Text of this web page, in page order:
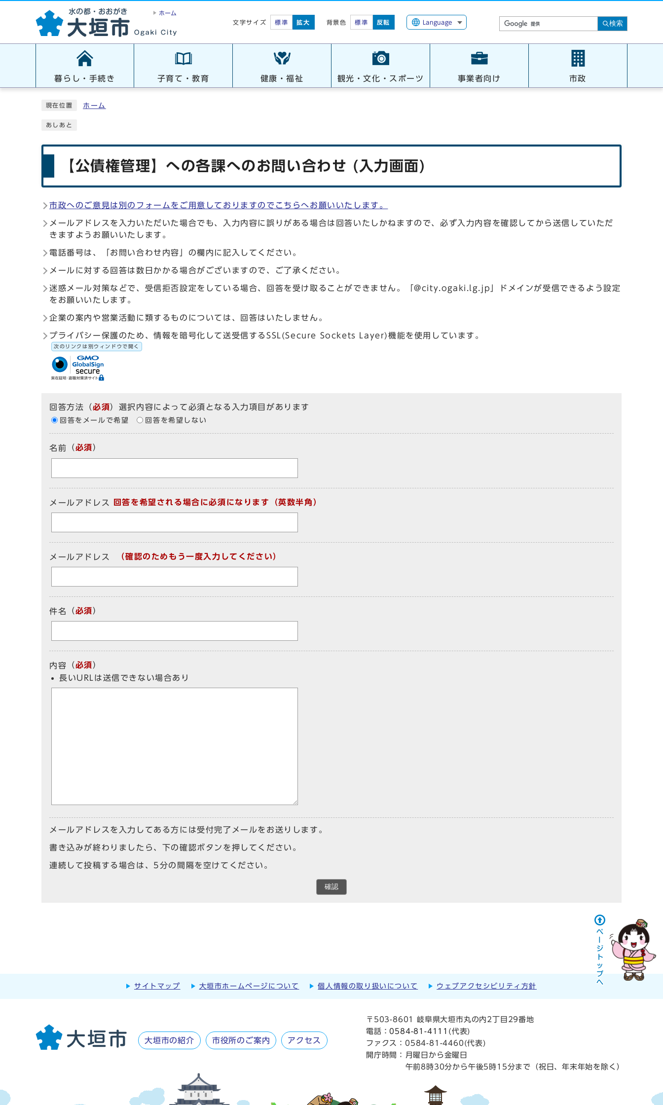
ホーム
文字サイズ
標準 拡大 背景色 標準 反転 Language 検索
暮らし・手続き 子育て・教育 健康・福祉 観光・文化・スポーツ 事業者向け 市政
現在位置 ホーム
あしあと
【公債権管理】への各課へのお問い合わせ (入力画面)
市政へのご意見は別のフォームをご用意しておりますのでこちらへお願いいたします。
メールアドレスを入力いただいた場合でも、入力内容に誤りがある場合は回答いたしかねますので、必ず入力内容を確認してから送信していただ
きますようお願いいたします。
電話番号は、「お問い合わせ内容」の欄内に記入してください。
メールに対する回答は数日かかる場合がございますので、ご了承ください。
迷惑メール対策などで、受信拒否設定をしている場合、回答を受け取ることができません。「@city.ogaki.lg.jp」ドメインが受信できるよう設定
をお願いいたします。
企業の案内や営業活動に類するものについては、回答はいたしません。
プライバシー保護のため、情報を暗号化して送受信するSSL(Secure Sockets Layer)機能を使用しています。
次のリンクは別ウィンドウで開く
回答方法 （必須）選択内容によって必須となる入力項目があります
回答をメールで希望 回答を希望しない
名前 （必須）
メールアドレス 回答を希望される場合に必須になります（英数半角）
メールアドレス （確認のためもう一度入力してください）
件名 （必須）
内容 （必須）
長いURLは送信できない場合あり
メールアドレスを入力してある方には受付完了メールをお送りします。
書き込みが終わりましたら、下の確認ボタンを押してください。
連続して投稿する場合は、5分の間隔を空けてください。
確認
サイトマップ 大垣市ホームページについて 個人情報の取り扱いについて ウェブアクセシビリティ方針
大垣市の紹介 市役所のご案内 アクセス
〒503-8601 岐阜県大垣市丸の内2丁目29番地
電話：0584-81-4111 (代表)
ファクス：0584-81-4460(代表)
開庁時間：
月曜日から金曜日
午前8時30分から午後5時15分まで（祝日、年末年始を除く）